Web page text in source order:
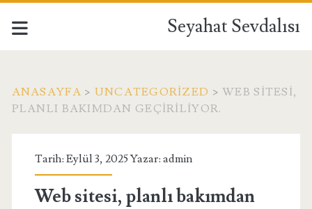
Seyahat Sevdalısı
ANASAYFA > UNCATEGORIZED >WEB SITESI,
PLANLI BAKIMDAN GEÇIRILIYOR.
Tarih: Eylül 3, 2025 Yazar: admin
Web sitesi, planlı bakımdan